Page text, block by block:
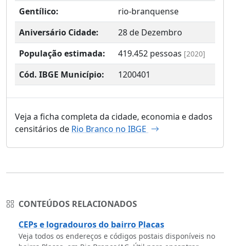
Gentílico:
rio-branquense
Aniversário Cidade:
28 de Dezembro
População estimada:
419.452 pessoas [2020]
Cód. IBGE Município: 1200401
Veja a ficha completa da cidade, economia e dados
censitários de Rio Branco no IBGE
CONTEÚDOS RELACIONADOS
CEPs e logradouros do bairro Placas
Veja todos os endereços e códigos postais disponíveis no